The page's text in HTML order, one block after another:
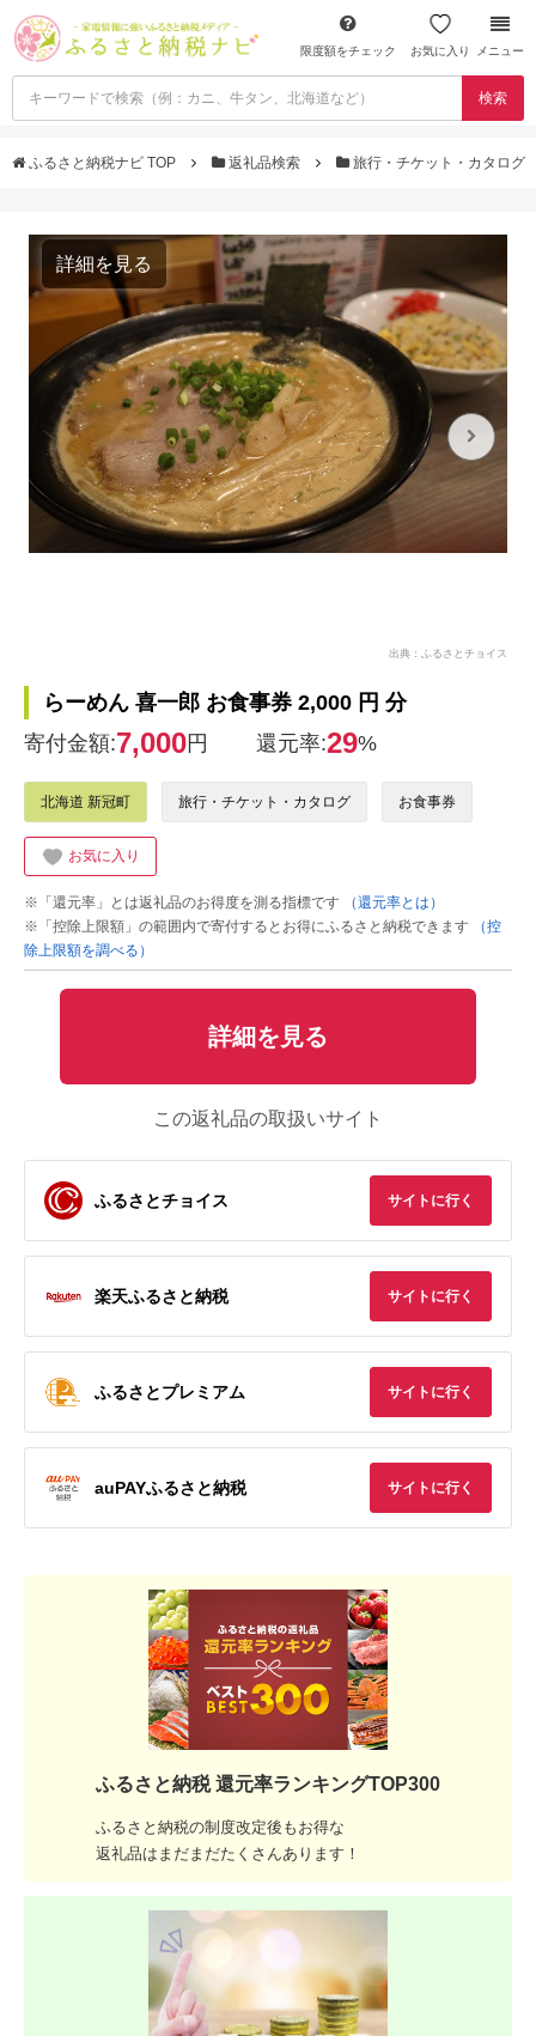
限度額をチェック お気に入り メニュー
検索
ふるさと納税ナビ TOP 返礼品検索 旅行・チケット・カタログ
詳細を見る
出典：ふるさとチョイス
らーめん 喜一郎 お食事券 2,000 円 分
寄付金額:7,000円 還元率:29%
北海道 新冠町 旅行・チケット・カタログ お食事券
お気に入り
※「還元率」とは返礼品のお得度を測る指標です
（還元率とは）
※「控除上限額」の範囲内で寄付するとお得にふるさと納税できます
（控
除上限額を調べる）
詳細を見る
この返礼品の取扱いサイト
ふるさとチョイス サイトに行く
楽天ふるさと納税 サイトに行く
ふるさとプレミアム サイトに行く
auPAYふるさと納税 サイトに行く
ふるさと納税 還元率ランキングTOP300
ふるさと納税の制度改定後もお得な
返礼品はまだまだたくさんあります！